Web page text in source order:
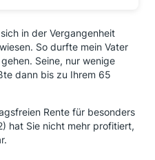
in der Vergangenheit
So durfte mein Vater
Seine, nur wenige
dann bis zu Ihrem 65
Rente für besonders
hat Sie nicht mehr profitiert,